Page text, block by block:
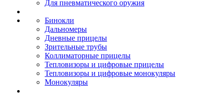
Для пневматического оружия
Бинокли
Дальномеры
Дневные прицелы
Зрительные трубы
Коллиматорные прицелы
Тепловизоры и цифровые прицелы
Тепловизоры и цифровые монокуляры
Монокуляры